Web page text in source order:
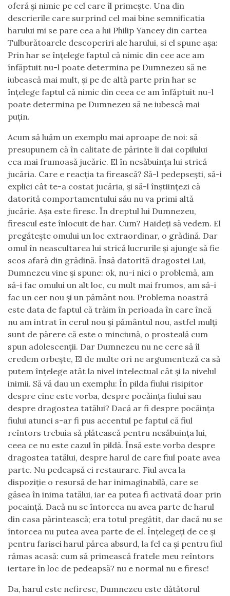
oferă și nimic pe cel care îl primește. Una din
descrierile care surprind cel mai bine semnificatia
harului mi se pare cea a lui Philip Yancey din cartea
Tulburătoarele descoperiri ale harului, si el spune așa:
Prin har se înțelege faptul că nimic din cee ace am
înfăptuit nu-l poate determina pe Dumnezeu să ne
iubească mai mult, și pe de altă parte prin har se
înțelege faptul că nimic din ceea ce am înfăptuit nu-l
poate determina pe Dumnezeu să ne iubescă mai
puțin.
Acum să luăm un exemplu mai aproape de noi: să
presupunem că în calitate de părinte îi dai copilului
cea mai frumoasă jucărie. El în nesăbuința lui strică
jucăria. Care e reacția ta firească? Să-l pedepsești, să-i
explici cât te-a costat jucăria, și să-l înștiințezi că
datorită comportamentului său nu va primi altă
jucărie. Așa este firesc. În dreptul lui Dumnezeu,
firescul este înlocuit de har. Cum? Haideți să vedem. El
pregătește omului un loc extraordinar, o grădină. Dar
omul în neascultarea lui strică lucrurile și ajunge să fie
scos afară din grădină. Însă datorită dragostei Lui,
Dumnezeu vine și spune: ok, nu-i nici o problemă, am
să-i fac omului un alt loc, cu mult mai frumos, am să-i
fac un cer nou și un pământ nou. Problema noastră
este data de faptul că trăim în perioada în care încă
nu am intrat în cerul nou și pământul nou, astfel mulți
sunt de părere că este o minciună, o prosteală cum
spun adolescenții. Dar Dumnezeu nu ne cere să îl
credem orbește, El de multe ori ne argumenteză ca să
putem înțelege atât la nivel intelectual cât și la nivelul
inimii. Să vă dau un exemplu: În pilda fiului risipitor
despre cine este vorba, despre pocăința fiului sau
despre dragostea tatălui? Dacă ar fi despre pocăința
fiului atunci s-ar fi pus accentul pe faptul că fiul
reîntors trebuia să plătească pentru nesăbuința lui,
ceea ce nu este cazul în pildă. Însă este vorba despre
dragostea tatălui, despre harul de care fiul poate avea
parte. Nu pedeapsă ci restaurare. Fiul avea la
dispoziție o resursă de har inimaginabilă, care se
găsea în inima tatălui, iar ea putea fi activată doar prin
pocaință. Dacă nu se întorcea nu avea parte de harul
din casa părintească; era totul pregătit, dar dacă nu se
întorcea nu putea avea parte de el. Înțelegeți de ce și
pentru farisei harul părea absurd, la fel ca și pentru fiul
rămas acasă: cum să primească fratele meu reîntors
iertare în loc de pedeapsă? nu e normal nu e firesc!
Da, harul este nefiresc, Dumnezeu este dătătorul